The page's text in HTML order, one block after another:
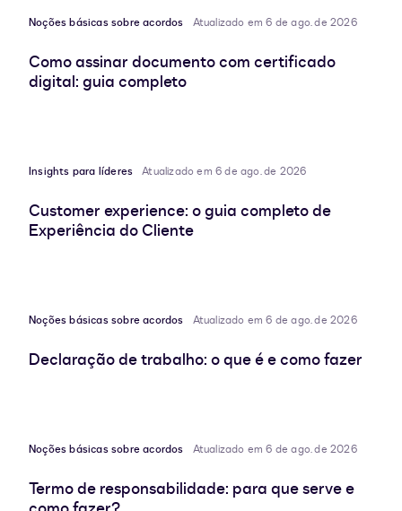
Noções básicas sobre acordos Atualizado em 6 de ago. de 2026
Como assinar documento com certificado
digital: guia completo
Insights para líderes Atualizado em 6 de ago. de 2026
Customer experience: o guia completo de
Experiência do Cliente
Noções básicas sobre acordos Atualizado em 6 de ago. de 2026
Declaração de trabalho: o que é e como fazer
Noções básicas sobre acordos Atualizado em 6 de ago. de 2026
Termo de responsabilidade: para que serve e